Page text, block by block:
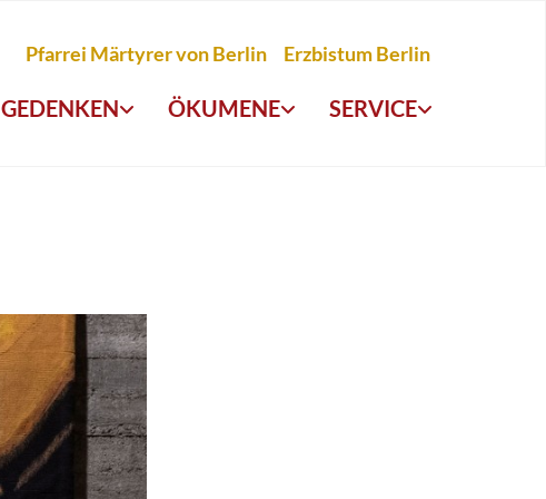
Pfarrei Märtyrer von Berlin Erzbistum Berlin
GEDENKEN ÖKUMENE SERVICE